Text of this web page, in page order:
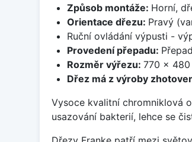
Způsob montáže: Horní,
Orientace dřezu: Pravý
Ruční ovládání výpusti -
Provedení přepadu:
Rozměr výřezu: 770 x 480
Dřez má z výroby
Vysoce kvalitní chromniklová
usazování bakterií, lehce se